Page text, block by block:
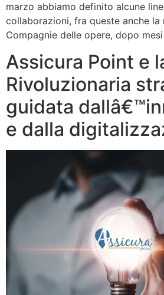
marzo abbiamo definito alcune
collaborazioni, fra queste anche la
Compagnie delle opere, dopo
Assicura Point e
Rivoluzionaria
guidata
e dalla